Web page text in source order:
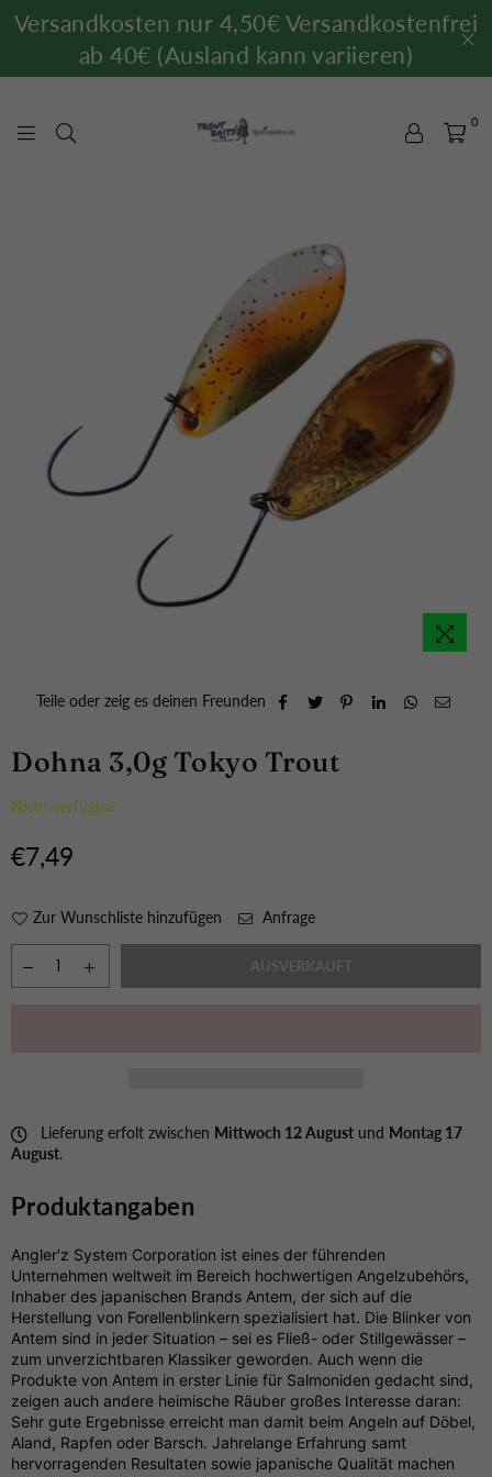
Versandkosten nur 4,50€ Versandkostenfrei
ab 40€ (Ausland kann variieren)
0
Teile oder zeig es deinen Freunden
Dohna 3,0g Tokyo Trout
Nicht verfügbar
Normaler
€7,49
Zur Wunschliste hinzufügen Anfrage
AUSVERKAUFT
Lieferung erfolt zwischen Mittwoch 12 August und Montag 17
August.
Produktangaben
Angler'z System Corporation ist eines der führenden
Unternehmen weltweit im Bereich hochwertigen Angelzubehörs,
Inhaber des japanischen Brands Antem, der sich auf die
Herstellung von Forellenblinkern spezialisiert hat. Die Blinker von
Antem sind in jeder Situation – sei es Fließ- oder Stillgewässer –
zum unverzichtbaren Klassiker geworden. Auch wenn die
Produkte von Antem in erster Linie für Salmoniden gedacht sind,
zeigen auch andere heimische Räuber großes Interesse daran:
Sehr gute Ergebnisse erreicht man damit beim Angeln auf Döbel,
Aland, Rapfen oder Barsch. Jahrelange Erfahrung samt
hervorragenden Resultaten sowie japanische Qualität machen